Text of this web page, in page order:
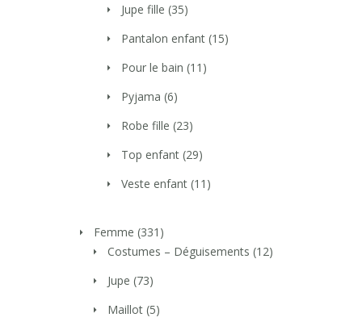
Jupe fille (35)
Pantalon enfant (15)
Pour le bain (11)
Pyjama (6)
Robe fille (23)
Top enfant (29)
Veste enfant (11)
Femme (331)
Costumes – Déguisements (12)
Jupe (73)
Maillot (5)